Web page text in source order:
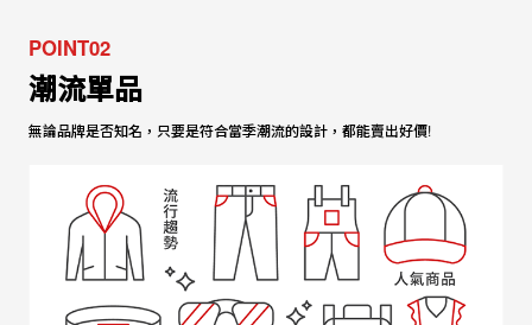
POINT02
潮流單品
無論品牌是否知名，只要是符合當季潮流的設計，都能賣出好價!